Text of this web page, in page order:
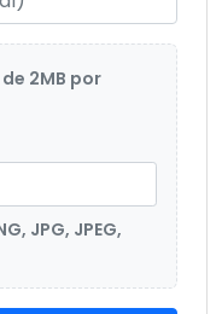
2MB por
JPG, JPEG,